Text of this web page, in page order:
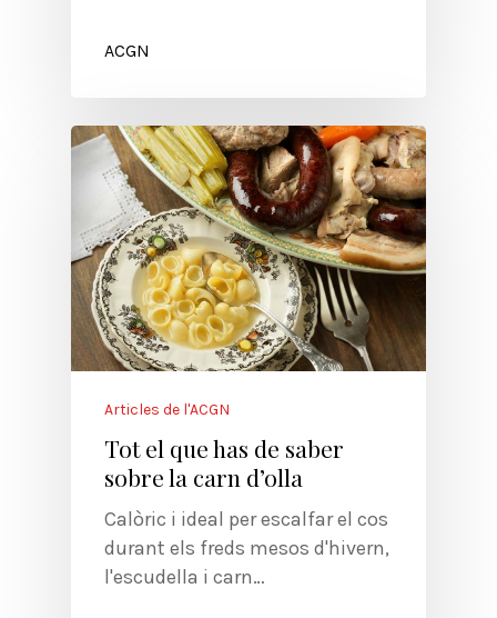
ACGN
Articles de l'ACGN
Tot el que has de saber
sobre la carn d’olla
Calòric i ideal per escalfar el cos
durant els freds mesos d'hivern,
l'escudella i carn…